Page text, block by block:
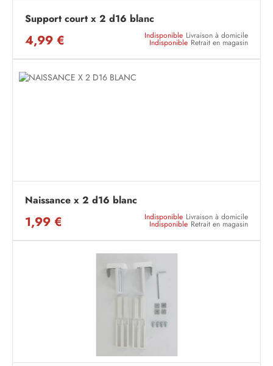
Support court x 2 d16 blanc
4,99 € Indisponible Livraison à domicile
Indisponible Retrait en magasin
Naissance x 2 d16 blanc
1,99 € Indisponible Livraison à domicile
Indisponible Retrait en magasin